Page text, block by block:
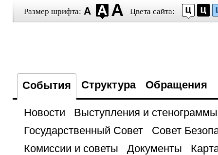
Размер шрифта: Цвета сайта:
События Структура Обращения
Новости
Выступления и стенограммы
Государственный Совет
Совет
Комиссии и советы
Документы